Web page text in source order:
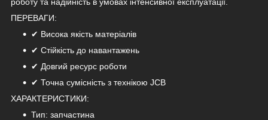
ПЕРЕВАГИ:
✔ Висока якість матеріалів
✔ Стійкість до навантажень
✔ Довгий ресурс роботи
✔ Точна сумісність з технікою JCB
ХАРАКТЕРИСТИКИ:
Тип: запчастина